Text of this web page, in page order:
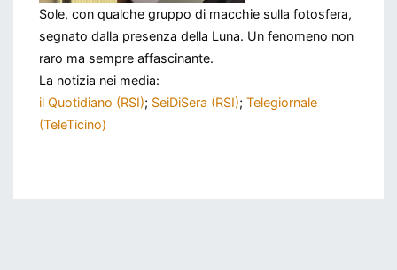
Sole, con qualche gruppo di macchie sulla fotosfera,
segnato dalla presenza della Luna. Un fenomeno non
raro ma sempre affascinante.
La notizia nei media:
il Quotidiano (RSI); SeiDiSera (RSI); Telegiornale
(TeleTicino)